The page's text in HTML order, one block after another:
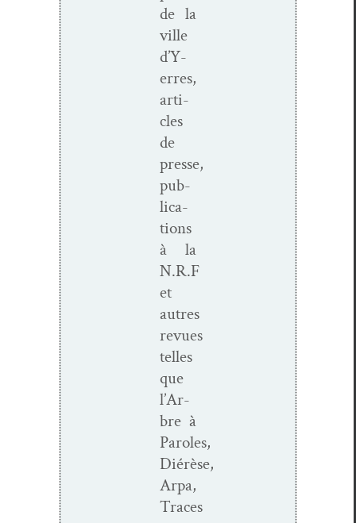
de la
ville
d’Y­
er­res,
arti­
cles
de
presse,
pub­
li­ca­
tions
à la
N.R.F
et
autres
revues
telles
que
l’Ar­
bre à
Paroles,
Diérèse,
Arpa,
Traces